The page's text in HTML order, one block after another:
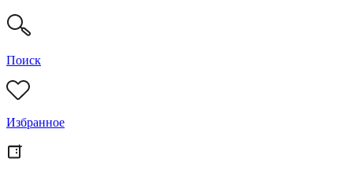
Поиск
Избранное